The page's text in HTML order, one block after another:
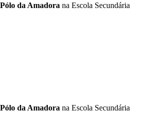
Pólo da Amadora na Escola Secundária
Pólo da Amadora na Escola Secundária